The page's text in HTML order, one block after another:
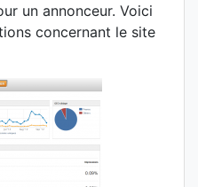
un annonceur. Voici
concernant le site